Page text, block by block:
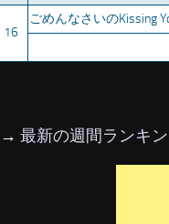
16
ごめんなさいのKissing
→ 最新の週間ランキ